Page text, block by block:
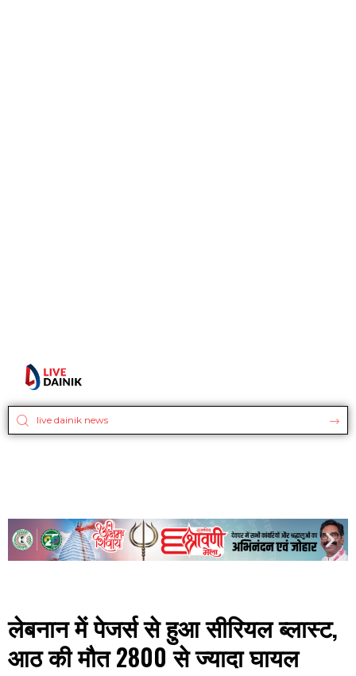
लेबनान में पेजर्स से हुआ सीरियल ब्लास्ट,
आठ की मौत 2800 से ज्यादा घायल